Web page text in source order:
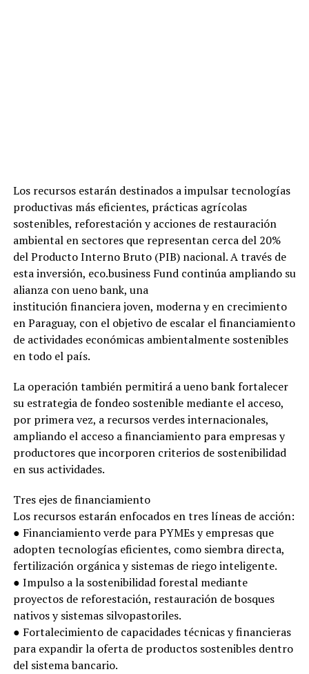
Los recursos estarán destinados a impulsar tecnologías
productivas más eficientes, prácticas agrícolas
sostenibles, reforestación y acciones de restauración
ambiental en sectores que representan cerca del 20%
del Producto Interno Bruto (PIB) nacional. A través de
esta inversión, eco.business Fund continúa ampliando su
alianza con ueno bank, una
institución financiera joven, moderna y en crecimiento
en Paraguay, con el objetivo de escalar el financiamiento
de actividades económicas ambientalmente sostenibles
en todo el país.
La operación también permitirá a ueno bank fortalecer
su estrategia de fondeo sostenible mediante el acceso,
por primera vez, a recursos verdes internacionales,
ampliando el acceso a financiamiento para empresas y
productores que incorporen criterios de sostenibilidad
en sus actividades.
Tres ejes de financiamiento
Los recursos estarán enfocados en tres líneas de acción:
● Financiamiento verde para PYMEs y empresas que
adopten tecnologías eficientes, como siembra directa,
fertilización orgánica y sistemas de riego inteligente.
● Impulso a la sostenibilidad forestal mediante
proyectos de reforestación, restauración de bosques
nativos y sistemas silvopastoriles.
● Fortalecimiento de capacidades técnicas y financieras
para expandir la oferta de productos sostenibles dentro
del sistema bancario.